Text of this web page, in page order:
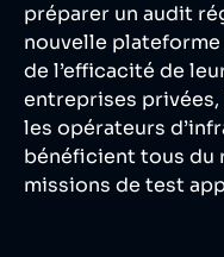
préparer un audit
nouvelle plateforme
de l’efficacité de
entreprises
les opérateurs
bénéficient tous du
missions de test